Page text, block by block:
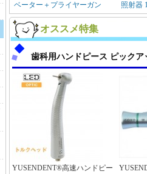
ベーター＋プライヤーガン
(3M，GC...
照射器
オススメ特集
歯科用ハンドピース ピックア
YUSENDENT®高速ハンドピー